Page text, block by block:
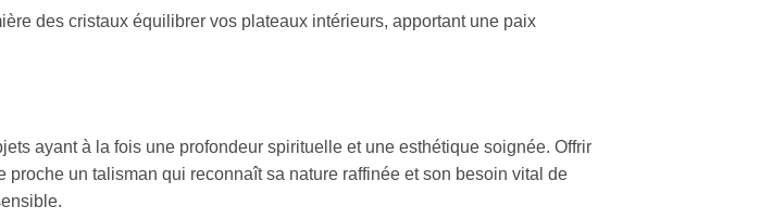
des cristaux équilibrer vos plateaux intérieurs, apportant une paix
ayant à la fois une profondeur spirituelle et une esthétique soignée. Offrir
proche un talisman qui reconnaît sa nature raffinée et son besoin vital de